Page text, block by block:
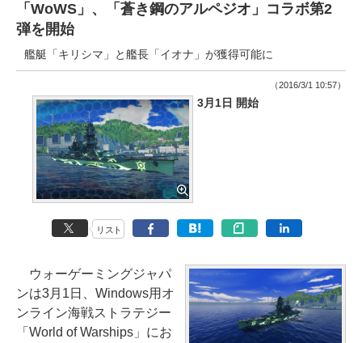
「WoWS」、「蒼き鋼のアルペジオ」コラボ第2
弾を開始
艦艇「キリシマ」と艦長「イオナ」が獲得可能に
（2016/3/1 10:57）
3月1日 開始
リスト
ウォーゲーミングジャパ
ンは3月1日、Windows用オ
ンライン海戦ストラテジー
「World of Warships」にお